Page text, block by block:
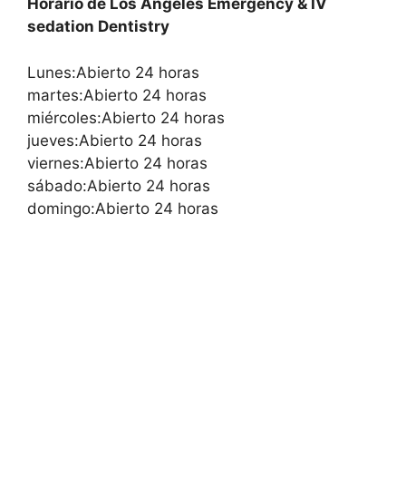
Horario de Los Angeles Emergency & IV
sedation Dentistry
Lunes:Abierto 24 horas
martes:Abierto 24 horas
miércoles:Abierto 24 horas
jueves:Abierto 24 horas
viernes:Abierto 24 horas
sábado:Abierto 24 horas
domingo:Abierto 24 horas